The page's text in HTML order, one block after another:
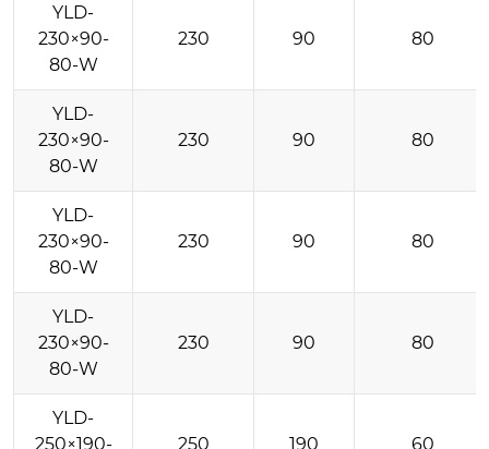
YLD-
230×90-
80-W
230 90 80
YLD-
230×90-
80-W
230 90 80
YLD-
230×90-
80-W
230 90 80
YLD-
230×90-
80-W
230 90 80
YLD-
250×190-
250 190 60